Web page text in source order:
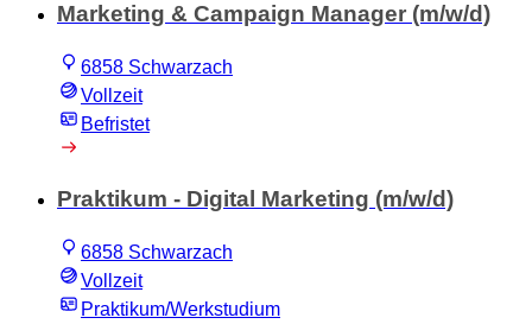
Marketing & Campaign Manager (m/w/d)
6858 Schwarzach
Vollzeit
Befristet
Praktikum - Digital Marketing (m/w/d)
6858 Schwarzach
Vollzeit
Praktikum/Werkstudium